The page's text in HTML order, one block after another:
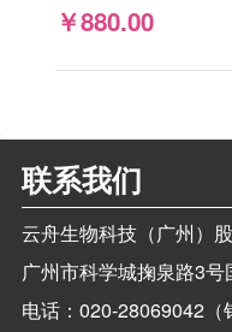
￥880.00
联系我们
云舟生物科技（广州）
广州市科学城掬泉路3
电话：020-28069042（